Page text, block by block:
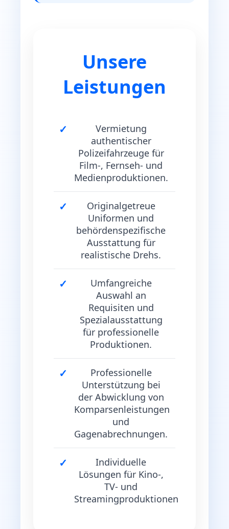
Unsere
Leistungen
Vermietung
authentischer
Polizeifahrzeuge für
Film-, Fernseh- und
Medienproduktionen.
Originalgetreue
Uniformen und
behördenspezifische
Ausstattung für
realistische Drehs.
Umfangreiche
Auswahl an
Requisiten und
Spezialausstattung
für professionelle
Produktionen.
Professionelle
Unterstützung bei
der Abwicklung von
Komparsenleistungen
und
Gagenabrechnungen.
Individuelle
Lösungen für Kino-,
TV- und
Streamingproduktionen